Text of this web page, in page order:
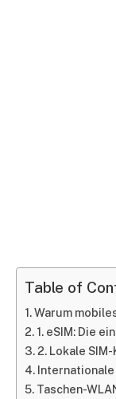
Table of
Warum
1. eSIM: Die
2. Lokale
Taschen-